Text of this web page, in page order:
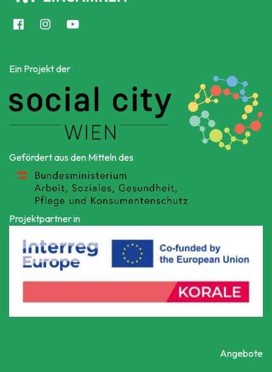
Ein Projekt der
Gefördert aus den Mitteln des
Projektpartner in
Angebote